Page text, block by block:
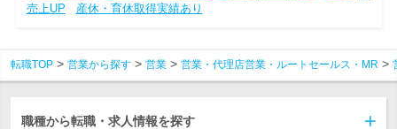
売上UP
産休・育休取得実績あり
転職TOP 営業から探す 営業 営業・代理店営業・ルートセールス・MR
職種から転職・求人情報を探す